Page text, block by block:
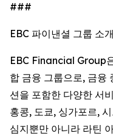
###
EBC 파이낸셜 그룹 소개
EBC Financial Group
합 금융 그룹으로, 금융
션을 포함한 다양한 서
홍콩, 도쿄, 싱가포르,
심지뿐만 아니라 라틴